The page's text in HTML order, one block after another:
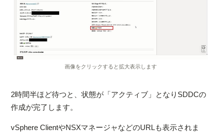
画像をクリックすると拡大表示します
2時間半ほど待つと、状態が「アクティブ」となりSDDCの
作成が完了します。
vSphere ClientやNSXマネージャなどのURLも表示されま